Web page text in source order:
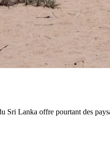
Sri Lanka offre pourtant des